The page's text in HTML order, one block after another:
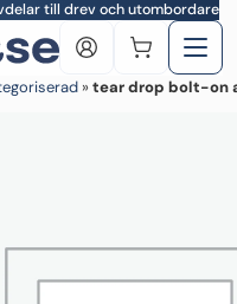
till drev och utombordare
»tear drop bolt-on